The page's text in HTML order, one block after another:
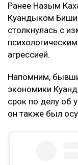
Ранее Назым
Куандыком
столкнулась с
агрессией.
Напомним,
экономики
срок по делу об
он также был